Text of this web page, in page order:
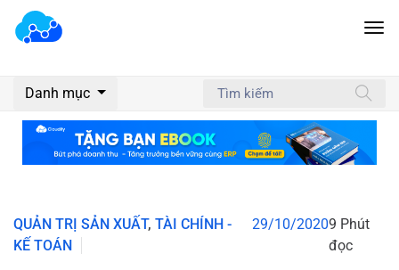
Danh mục
QUẢN TRỊ SẢN XUẤT, TÀI CHÍNH -
KẾ TOÁN
29/10/20209 Phút
đọc